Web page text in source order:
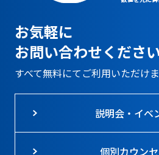
お気軽に
お問い合わせください
すべて無料にてご利用いただけま
説明会・イベ
個別カウン